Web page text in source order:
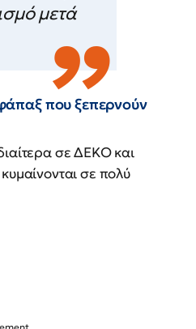
μετά
που ξεπερνούν
σε ΔΕΚΟ και
σε πολύ